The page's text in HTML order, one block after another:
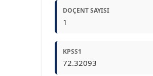
DOÇENT SAYISI
1
KPSS1
72.32093